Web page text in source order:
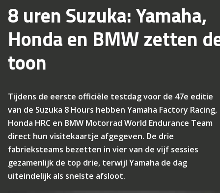
8 uren Suzuka: Yamaha,
Honda en BMW zetten
toon
Tijdens de eerste officiële testdag voor de 47e editie
van de Suzuka 8 Hours hebben Yamaha Factory Racing,
Honda HRC en BMW Motorrad World Endurance Team
direct hun visitekaartje afgegeven. De drie
fabrieksteams bezetten in vier van de vijf sessies
gezamenlijk de top drie, terwijl Yamaha de dag
uiteindelijk als snelste afsloot.